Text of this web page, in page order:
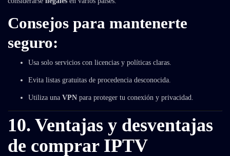
Consejos para mantenerte
seguro:
Usa solo servicios con licencias y políticas claras.
Evita listas gratuitas de procedencia desconocida.
Utiliza una VPN para proteger tu conexión y privacidad.
10. Ventajas y desventajas
de comprar IPTV